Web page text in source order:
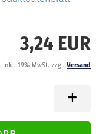
3,24 EUR
inkl. 19% MwSt. zzgl. Versand